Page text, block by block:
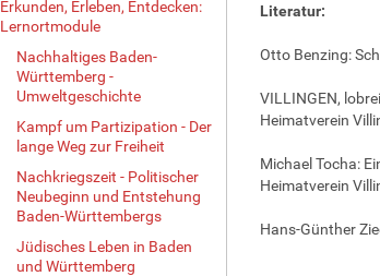
Erkunden, Erleben, Entdecken:
Lernortmodule
Nachhaltiges Baden-
Württemberg -
Umweltgeschichte
Kampf um Partizipation - Der
lange Weg zur Freiheit
Nachkriegszeit - Politischer
Neubeginn und Entstehung
Baden-Württembergs
Jüdisches Leben in Baden
und Württemberg
Literatur:
Otto Benzing:
VILLINGEN,
Heimatverein
Michael Tocha:
Heimatverein
Hans-Günther